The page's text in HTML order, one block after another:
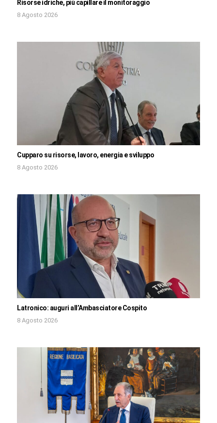
Risorse idriche, più capillare il monitoraggio
8 Agosto 2026
Cupparo su risorse, lavoro, energia e sviluppo
8 Agosto 2026
Latronico: auguri all’Ambasciatore Cospito
8 Agosto 2026